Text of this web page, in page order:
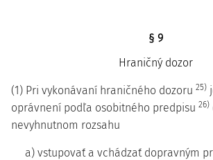
§ 9
Hraničný dozor
(1) Pri vykonávaní hraničného dozoru 25)
oprávnení podľa osobitného predpisu 26)
nevyhnutnom rozsahu
a) vstupovať a vchádzať dopravným